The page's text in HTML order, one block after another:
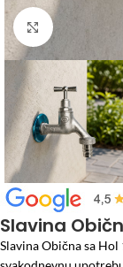
Click to
Početna/Baterije i
Slavina
Slavina Obična sa